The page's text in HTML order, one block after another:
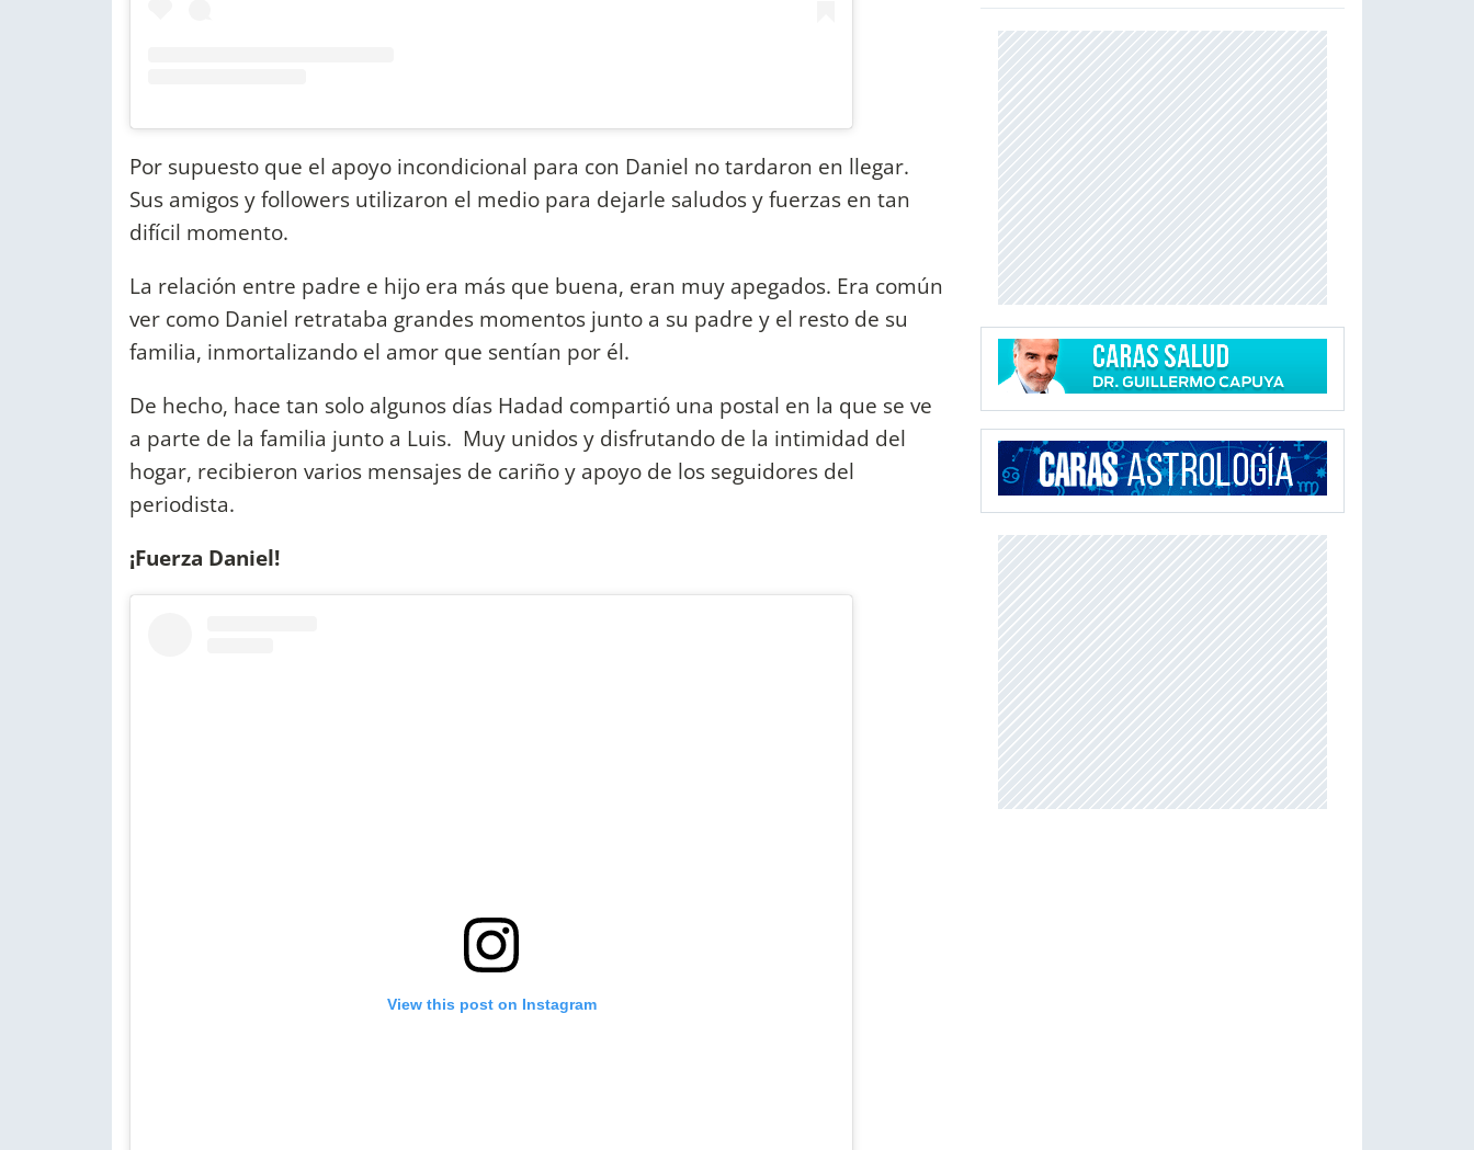
Por supuesto que el apoyo incondicional para con Daniel no tardaron en llegar.
Sus amigos y followers utilizaron el medio para dejarle saludos y fuerzas en tan
difícil momento.
La relación entre padre e hijo era más que buena, eran muy apegados. Era común
ver como Daniel retrataba grandes momentos junto a su padre y el resto de su
familia, inmortalizando el amor que sentían por él.
De hecho, hace tan solo algunos días Hadad compartió una postal en la que se ve
a parte de la familia junto a Luis. Muy unidos y disfrutando de la intimidad del
hogar, recibieron varios mensajes de cariño y apoyo de los seguidores del
periodista.
¡Fuerza Daniel!
View this post on Instagram